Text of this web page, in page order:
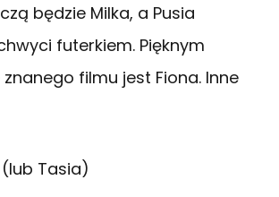
będzie Milka, a Pusia
futerkiem. Pięknym
filmu jest Fiona. Inne
Tasia)